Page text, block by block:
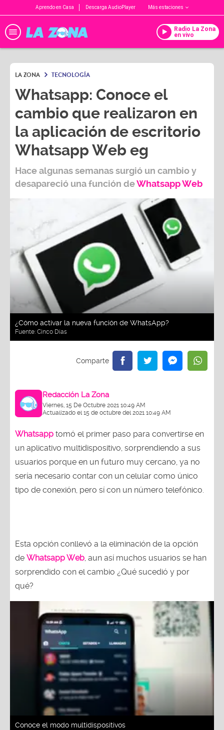
Aprendo en Casa Descarga AudioPlayer Más estaciones
Radio La Zona
en vivo
LA ZONA TECNOLOGÍA
Whatsapp: Conoce el
cambio que realizaron en
la aplicación de escritorio
Whatsapp Web eg
Hace algunas semanas surgió un cambio y
desapareció una función deWhatsapp Web
¿Cómo activar la nueva función de WhatsApp?
Fuente: Cinco Días
Redacción La Zona
Viernes, 15 De Octubre 2021 10:49 AM
Actualizado el 15 de octubre del 2021 10:49 AM
Whatsapp tomó el primer paso para convertirse en
un aplicativo multidispositivo, sorprendiendo a sus
usuarios porque en un futuro muy cercano, ya no
sería necesario contar con un celular como único
tipo de conexión, pero sí con un número telefónico.
Esta opción conllevó a la eliminación de la opción
de Whatsapp Web , aun así muchos usuarios se han
sorprendido con el cambio ¿Qué sucedió y por
qué?
Conoce el modo multidispositivos